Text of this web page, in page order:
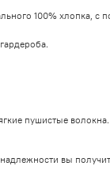
100% хлопка,
пушистые
вы